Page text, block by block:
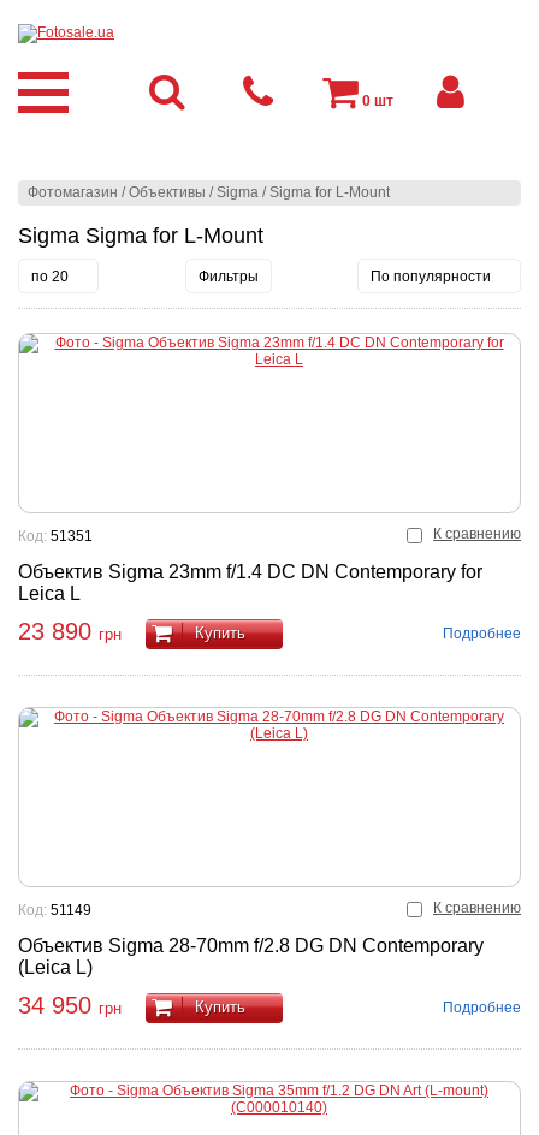
Фотомагазин /Объективы /Sigma /Sigma for L-Mount
Sigma Sigma for L-Mount
по 20 Фильтры По популярности
К сравнению
Объектив Sigma 23mm f/1.4 DC DN Contemporary for
Leica L
Код: 51351
23 890 грн Купить Подробнее
К сравнению
Объектив Sigma 28-70mm f/2.8 DG DN Contemporary
(Leica L)
Код: 51149
34 950 грн Купить Подробнее
0 шт